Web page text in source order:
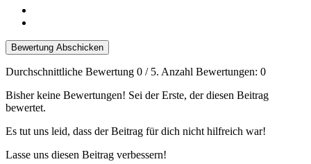
Bewertung Abschicken
Durchschnittliche Bewertung 0 / 5. Anzahl Bewertungen: 0
Bisher keine Bewertungen! Sei der Erste, der diesen Beitrag
bewertet.
Es tut uns leid, dass der Beitrag für dich nicht hilfreich war!
Lasse uns diesen Beitrag verbessern!